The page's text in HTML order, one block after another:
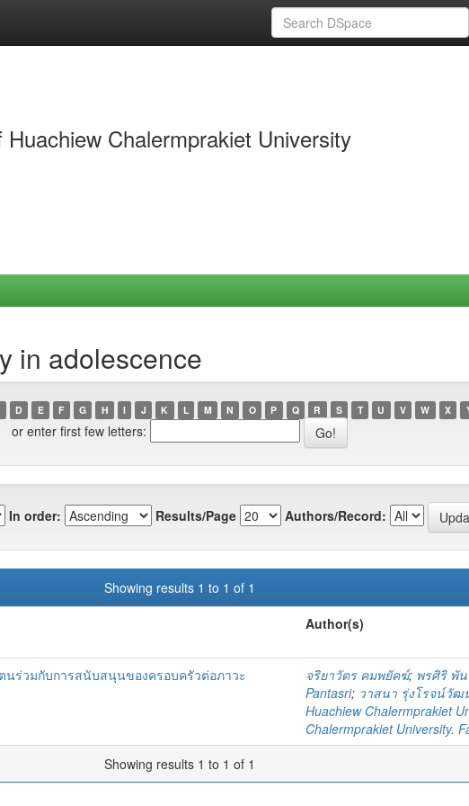
Chalermprakiet University
in adolescence
D E F G H I J K L M N O P Q R S T U V W X
or enter first few letters:
In order: Results/Page Authors/Record:
Showing results 1 to 1 of 1
Author(s)
นร่วมกับการสนับสนุนของครอบครัวต่อภาวะ
จริยาวัตร คมพยัคฆ์; พรศิริ พั
Pantasri; วาสนา รุ่งโรจน์วัฒ
Huachiew Chalermprakiet
Chalermprakiet University.
Showing results 1 to 1 of 1